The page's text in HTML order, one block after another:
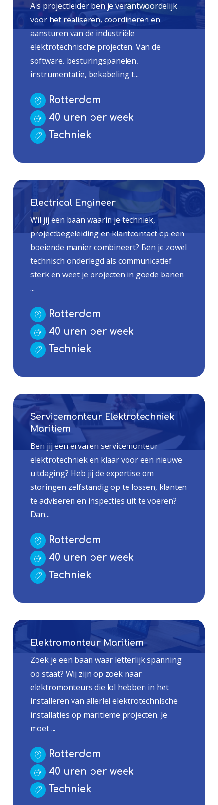
Als projectleider ben je verantwoordelijk
voor het realiseren, coördineren en
aansturen van de industriële
elektrotechnische projecten. Van de
software, besturingspanelen,
instrumentatie, bekabeling t...
Rotterdam
40 uren per week
Techniek
Electrical Engineer
Wil jij een baan waarin je techniek,
projectbegeleiding en klantcontact op een
boeiende manier combineert? Ben je zowel
technisch onderlegd als communicatief
sterk en weet je projecten in goede banen
...
Rotterdam
40 uren per week
Techniek
Servicemonteur Elektrotechniek
Maritiem
Ben jij een ervaren servicemonteur
elektrotechniek en klaar voor een nieuwe
uitdaging? Heb jij de expertise om
storingen zelfstandig op te lossen, klanten
te adviseren en inspecties uit te voeren?
Dan...
Rotterdam
40 uren per week
Techniek
Elektromonteur Maritiem
Zoek je een baan waar letterlijk spanning
op staat? Wij zijn op zoek naar
elektromonteurs die lol hebben in het
installeren van allerlei elektrotechnische
installaties op maritieme projecten. Je
moet ...
Rotterdam
40 uren per week
Techniek